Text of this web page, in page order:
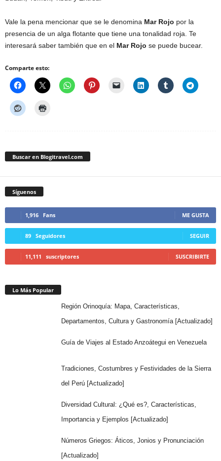
Vale la pena mencionar que se le denomina Mar Rojo por la
presencia de un alga flotante que tiene una tonalidad roja. Te
interesará saber también que en el Mar Rojo se puede bucear.
Comparte esto:
Buscar en Blogitravel.com
Síguenos
1,916 Fans ME GUSTA
89 Seguidores SEGUIR
11,111 suscriptores SUSCRIBIRTE
Lo Más Popular
Región Orinoquía: Mapa, Características,
Departamentos, Cultura y Gastronomía [Actualizado]
Guía de Viajes al Estado Anzoátegui en Venezuela
Tradiciones, Costumbres y Festividades de la Sierra
del Perú [Actualizado]
Diversidad Cultural: ¿Qué es?, Características,
Importancia y Ejemplos [Actualizado]
Números Griegos: Áticos, Jonios y Pronunciación
[Actualizado]